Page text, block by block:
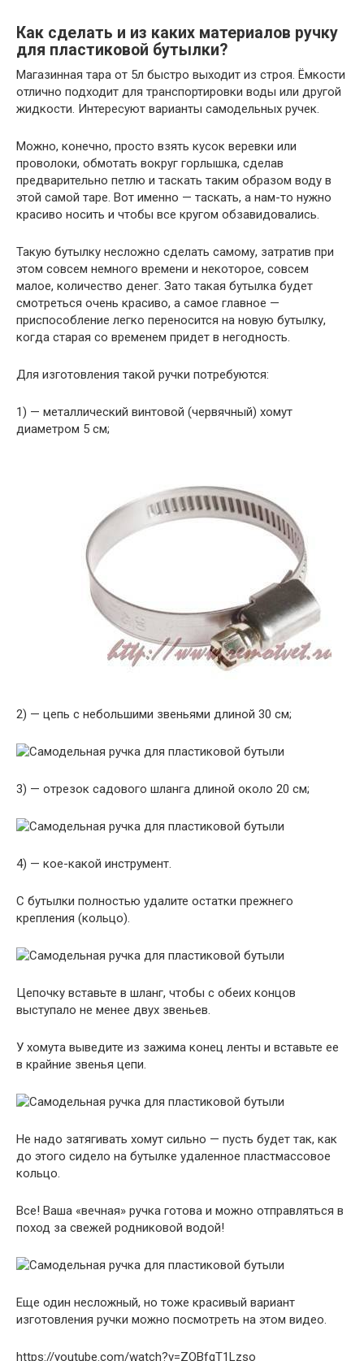
Как сделать и из каких материалов ручку
для пластиковой бутылки?
Магазинная тара от 5л быстро выходит из строя. Ёмкости
отлично подходит для транспортировки воды или другой
жидкости. Интересуют варианты самодельных ручек.
Можно, конечно, просто взять кусок веревки или
проволоки, обмотать вокруг горлышка, сделав
предварительно петлю и таскать таким образом воду в
этой самой таре. Вот именно — таскать, а нам-то нужно
красиво носить и чтобы все кругом обзавидовались.
Такую бутылку несложно сделать самому, затратив при
этом совсем немного времени и некоторое, совсем
малое, количество денег. Зато такая бутылка будет
смотреться очень красиво, а самое главное —
приспособление легко переносится на новую бутылку,
когда старая со временем придет в негодность.
Для изготовления такой ручки потребуются:
1) — металлический винтовой (червячный) хомут
диаметром 5 см;
2) — цепь с небольшими звеньями длиной 30 см;
3) — отрезок садового шланга длиной около 20 см;
4) — кое-какой инструмент.
С бутылки полностью удалите остатки прежнего
крепления (кольцо).
Цепочку вставьте в шланг, чтобы с обеих концов
выступало не менее двух звеньев.
У хомута выведите из зажима конец ленты и вставьте ее
в крайние звенья цепи.
Не надо затягивать хомут сильно — пусть будет так, как
до этого сидело на бутылке удаленное пластмассовое
кольцо.
Все! Ваша «вечная» ручка готова и можно отправляться в
поход за свежей родниковой водой!
Еще один несложный, но тоже красивый вариант
изготовления ручки можно посмотреть на этом видео.
https://youtube.com/watch?v=ZOBfqT1Lzso